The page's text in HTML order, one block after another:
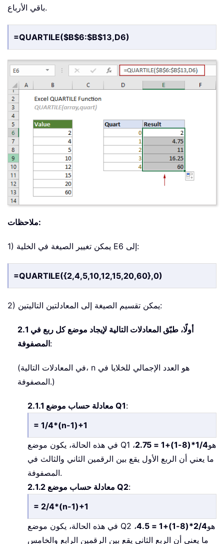
باقي الأرباع.
=QUARTILE($B$6:$B$13,D6)
ملاحظات:
1) يمكن تغيير الصيغة في الخلية E6 إلى:
=QUARTILE({2,4,5,10,12,15,20,60},0)
2) يمكن تقسيم الصيغة إلى المعادلتين التاليتين:
2.1 أولًا، طبّق المعادلات التالية لإيجاد موضع كل ربع في
المصفوفة:
(في المعادلات التالية، n هو العدد الإجمالي للخلايا في
المصفوفة.)
2.1.1 معادلة حساب موضع Q1:
= 1/4*(n-1)+1
في هذه الحالة، يكون موضع Q1 هو1/4*(8-1)+1 = 2.75
،
ما يعني أن الربع الأول يقع بين الرقمين الثاني والثالث في
المصفوفة.
2.1.2 معادلة حساب موضع Q2:
= 2/4*(n-1)+1
في هذه الحالة، يكون موضع Q2 هو2/4*(8-1)+1 = 4.5
،
ما يعني أن الربع الثاني يقع بين الرقمين الرابع والخامس